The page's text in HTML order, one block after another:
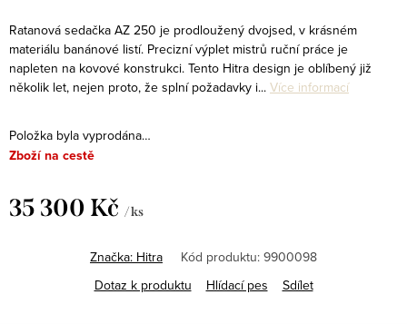
Ratanová sedačka AZ 250 je prodloužený dvojsed, v krásném
materiálu banánové listí. Precizní výplet mistrů ruční práce je
napleten na kovové konstrukci. Tento Hitra design je oblíbený již
několik let, nejen proto, že splní požadavky i... Více informací
Položka byla vyprodána…
Zboží na cestě
35 300 Kč / ks
Značka: Hitra Kód produktu: 9900098
Dotaz k produktu
Hlídací pes Sdílet